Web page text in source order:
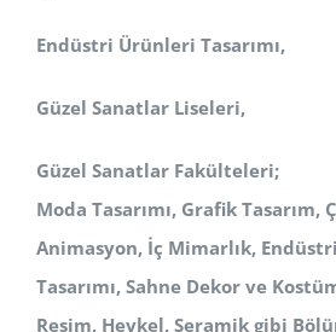
Endüstri Ürünleri Tasarımı,
Güzel Sanatlar Liseleri,
Güzel Sanatlar Fakülteleri;
Moda Tasarımı, Grafik Tasarım,
Animasyon, İç Mimarlık,
Tasarımı, Sahne Dekor ve
Resim, Heykel, Seramik gibi